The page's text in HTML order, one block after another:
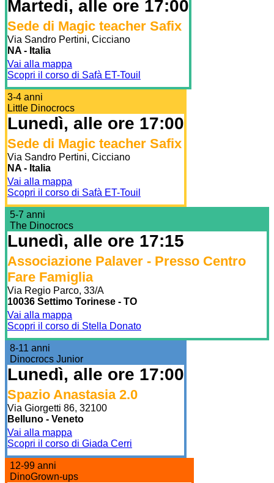
Martedì, alle ore 17:00
Sede di Magic teacher Safix
Via Sandro Pertini, Cicciano
NA - Italia
Vai alla mappa
Scopri il corso di Safà ET-Touil
3-4 anni
Little Dinocrocs
Lunedì, alle ore 17:00
Sede di Magic teacher Safix
Via Sandro Pertini, Cicciano
NA - Italia
Vai alla mappa
Scopri il corso di Safà ET-Touil
5-7 anni
The Dinocrocs
Lunedì, alle ore 17:15
Associazione Palaver - Presso Centro
Fare Famiglia
Via Regio Parco, 33/A
10036 Settimo Torinese - TO
Vai alla mappa
Scopri il corso di Stella Donato
8-11 anni
Dinocrocs Junior
Lunedì, alle ore 17:00
Spazio Anastasia 2.0
Via Giorgetti 86, 32100
Belluno - Veneto
Vai alla mappa
Scopri il corso di Giada Cerri
12-99 anni
DinoGrown-ups